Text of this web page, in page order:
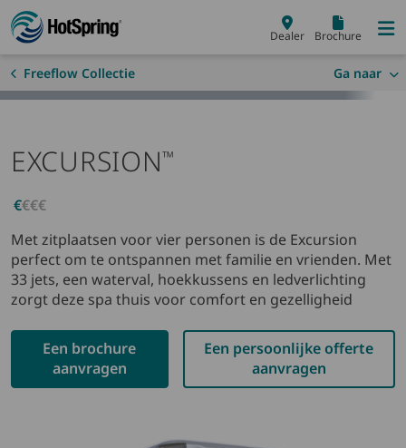
Skip to main content
Dealer Brochure
Freeflow Collectie Ga naar
EXCURSION™
€€€€
Met zitplaatsen voor vier personen is de Excursion
perfect om te ontspannen met familie en vrienden. Met
33 jets, een waterval, hoekkussens en ledverlichting
zorgt deze spa thuis voor comfort en gezelligheid
Een brochure
aanvragen
Een persoonlijke offerte
aanvragen